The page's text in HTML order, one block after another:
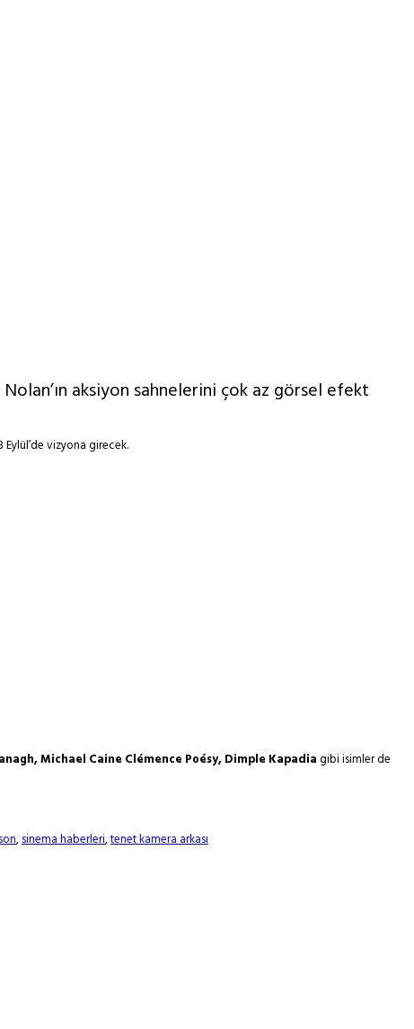
aksiyon sahnelerini çok az görsel efekt
vizyona girecek.
Michael Caine Clémence Poésy, Dimple Kapadia gibi isimler de
,sinema haberleri,tenet kamera arkası